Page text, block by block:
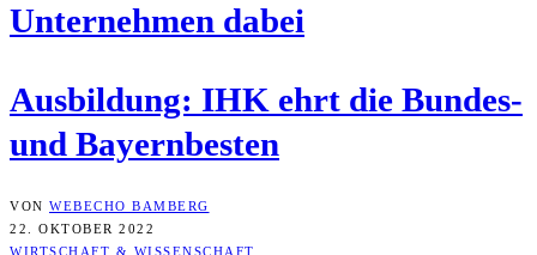
Unter­neh­men dabei
Aus­bil­dung: IHK ehrt die Bun­des-
und Bayernbesten
VON WEBECHO BAMBERG
22. OKTOBER 2022
WIRTSCHAFT & WISSENSCHAFT